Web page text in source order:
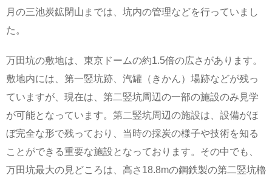
月の三池炭鉱閉山までは、坑内の管理などを行っていまし
た。
万田坑の敷地は、東京ドームの約1.5倍の広さがあります。
敷地内には、第一竪坑跡、汽罐（きかん）場跡などが残っ
ていますが、現在は、第二竪坑周辺の一部の施設のみ見学
が可能となっています。第二竪坑周辺の施設は、設備がほ
ぼ完全な形で残っており、当時の採炭の様子や技術を知る
ことができる重要な施設となっております。その中でも、
万田坑最大の見どころは、高さ18.8mの鋼鉄製の第二竪坑櫓